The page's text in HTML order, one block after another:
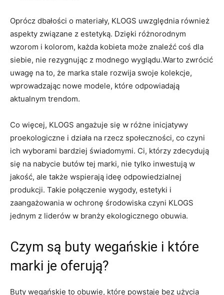
Oprócz dbałości o materiały, KLOGS uwzględnia również
aspekty związane z estetyką. Dzięki różnorodnym
wzorom i kolorom, każda kobieta może znaleźć coś dla
siebie, nie rezygnując z modnego wyglądu.Warto zwrócić
uwagę na to, że marka stale rozwija swoje kolekcje,
wprowadzając nowe modele, które odpowiadają
aktualnym trendom.
Co więcej, KLOGS angażuje się w różne inicjatywy
proekologiczne i działa na rzecz społeczności, co czyni
ich wyborami bardziej świadomymi. Ci, którzy zdecydują
się na nabycie butów tej marki, nie tylko inwestują w
jakość, ale także wspierają ideę odpowiedzialnej
produkcji. Takie połączenie wygody, estetyki i
zaangażowania w ochronę środowiska czyni KLOGS
jednym z liderów w branży ekologicznego obuwia.
Czym są buty wegańskie i które
marki je oferują?
Buty wegańskie to obuwie, które powstaje bez użycia